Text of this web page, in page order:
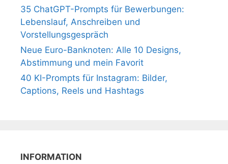
35 ChatGPT-Prompts für Bewerbungen:
Lebenslauf, Anschreiben und
Vorstellungsgespräch
Neue Euro-Banknoten: Alle 10 Designs,
Abstimmung und mein Favorit
40 KI-Prompts für Instagram: Bilder,
Captions, Reels und Hashtags
INFORMATION